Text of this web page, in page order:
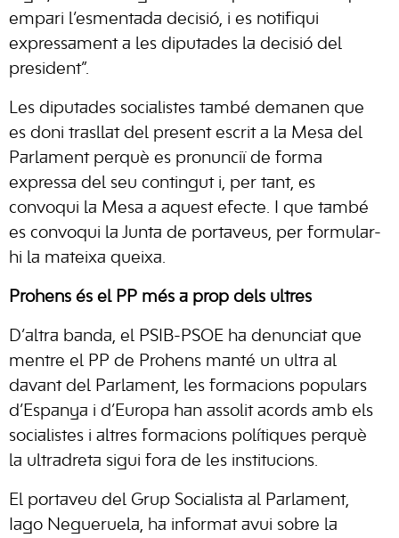
empari l’esmentada decisió, i es notifiqui
expressament a les diputades la decisió del
president”.
Les diputades socialistes també demanen que
es doni trasllat del present escrit a la Mesa del
Parlament perquè es pronunciï de forma
expressa del seu contingut i, per tant, es
convoqui la Mesa a aquest efecte. I que també
es convoqui la Junta de portaveus, per formular-
hi la mateixa queixa.
Prohens és el PP més a prop dels ultres
D’altra banda, el PSIB-PSOE ha denunciat que
mentre el PP de Prohens manté un ultra al
davant del Parlament, les formacions populars
d’Espanya i d’Europa han assolit acords amb els
socialistes i altres formacions polítiques perquè
la ultradreta sigui fora de les institucions.
El portaveu del Grup Socialista al Parlament,
Iago Negueruela, ha informat avui sobre la